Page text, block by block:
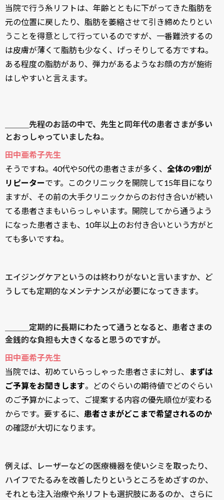
当院で行う糸リフトは、年齢とともに下がってきた脂肪を
元の位置に戻したり、脂肪を萎縮させて引き締めたりとい
うことを得意として行っているのですが、一番難渋するの
は皮膚が薄くて脂肪も少なく、げっそりしてる方ですね。
ある程度の脂肪があり、弾力があるようなお顔の方が施術
はしやすいと言えます。
＿＿＿先程のお話の中で、先生と同年代の患者さまが多い
とおっしゃっていましたね。
田中亜希子先生
そうですね。40代や50代の患者さまが多く、 全体の9割が
リピーターです。このクリニックを開院して15年目になり
ますが、その前の大手クリニックからのお付き合いが続い
てる患者さまもいらっしゃいます。開院してから通うよう
になった患者さまも、10年以上のお付き合いという方がと
ても多いですね。
エイジングケアというのは終わりがないと言いますか、ど
うしても定期的なメンテナンスが必要になってきます。
＿＿＿定期的に長期にわたって通うとなると、患者さまの
金銭的な負担も大きくなると思うのですが。
田中亜希子先生
当院では、初めていらっしゃった患者さまに対し、
まずは
ご予算をお聞きします。どのぐらいの期待値でどのぐらい
のご予算かによって、ご提案する内容の優先順位が変わる
からです。要するに、 患者さまがどこまで希望されるのか
の確認が大切になります。
例えば、レーザーなどの医療機器を使いシミを取ったり、
ハイフでたるみを改善したりというところをめざすのか、
それとも注入治療や糸リフトも選択肢にあるのか、さらに